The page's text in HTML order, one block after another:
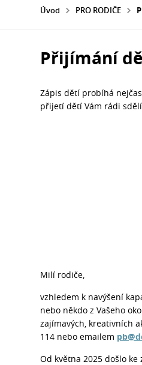
Úvod PRO RODIČE
Přijímání
Zápis dětí probíhá
přijetí dětí Vám rádi
Milí rodiče,
vzhledem k navýšení
nebo někdo z Vašeho
zajímavých, kreativních
114 nebo emailem
Od května 2025 došlo